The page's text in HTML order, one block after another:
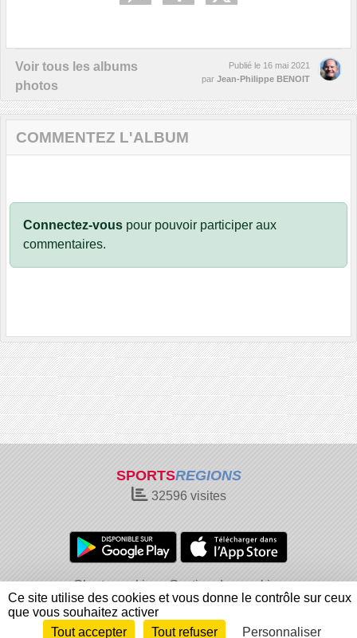
Voir tous les albums
photos
Publié le 16 mai 2021
par Jean-Philippe BENOIT
COMMENTEZ L'ALBUM
Connectez-vous pour pouvoir participer aux
commentaires.
SPORTSREGIONS
32596visites
Charte cookies
Gestion des cookies
Informations légales
Signaler un contenu inapproprié
Envie de participer ? Connexion
Ce site utilise des cookies et vous donne le contrôle sur ceux
que vous souhaitez activer
Tout accepter
Tout refuser Personnaliser